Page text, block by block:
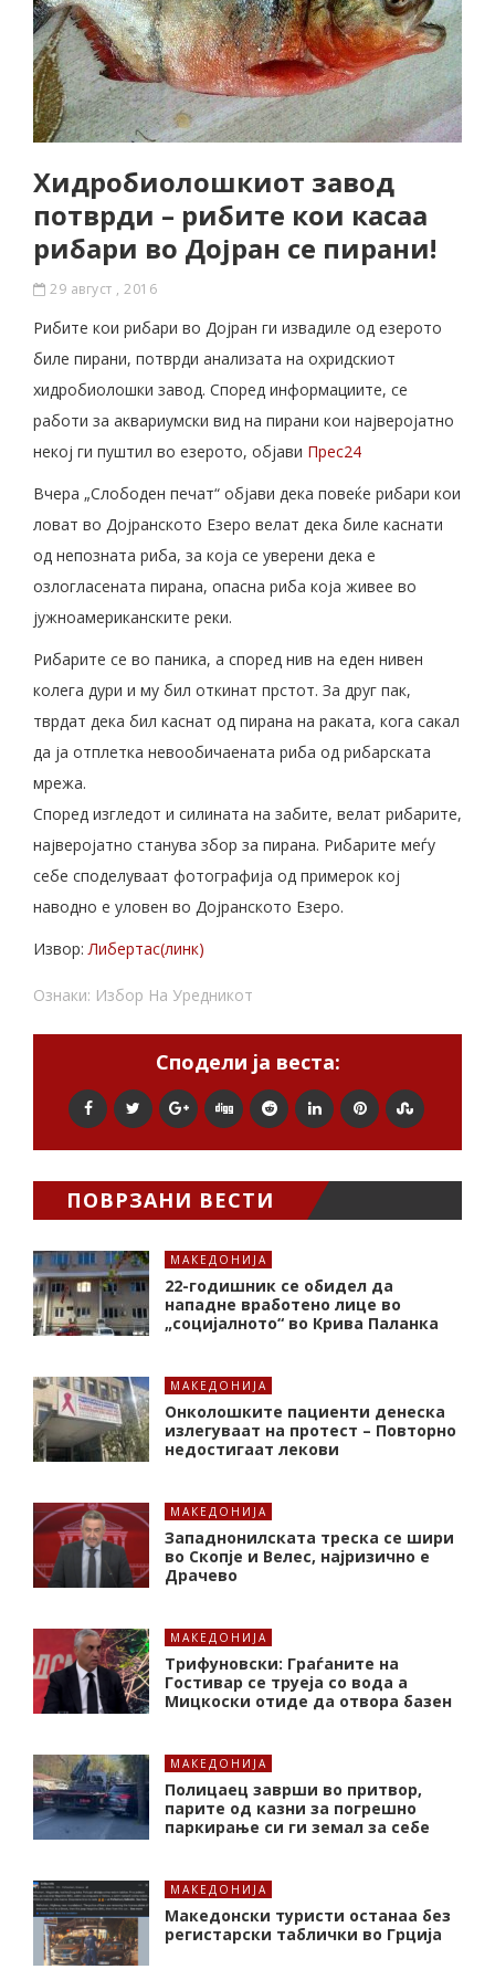
Хидробиолошкиот завод
потврди – рибите кои касаа
рибари во Дојран се пирани!
29 август , 2016
Рибите кои рибари во Дојран ги извадиле од езерото
биле пирани, потврди анализата на охридскиот
хидробиолошки завод. Според информациите, се
работи за аквариумски вид на пирани кои најверојатно
некој ги пуштил во езерото, објави Прес24
Вчера „Слободен печат“ објави дека повеќе рибари кои
ловат во Дојранското Езеро велат дека биле каснати
од непозната риба, за која се уверени дека е
озлогласената пирана, опасна риба која живее во
јужноамериканските реки.
Рибарите се во паника, а според нив на еден нивен
колега дури и му бил откинат прстот. За друг пак,
тврдат дека бил каснат од пирана на раката, кога сакал
да ја отплетка невообичаената риба од рибарската
мрежа.
Според изгледот и силината на забите, велат рибарите,
најверојатно станува збор за пирана. Рибарите меѓу
себе споделуваат фотографија од примерок кој
наводно е уловен во Дојранското Езеро.
Извор: Либертас(линк)
Ознаки: Избор На Уредникот
Сподели ја веста:
ПОВРЗАНИ ВЕСТИ
МАКЕДОНИЈА
22-годишник се обидел да
нападне вработено лице во
„социјалното“ во Крива Паланка
МАКЕДОНИЈА
Онколошките пациенти денеска
излегуваат на протест – Повторно
недостигаат лекови
МАКЕДОНИЈА
Западнонилската треска се шири
во Скопје и Велес, најризично е
Драчево
МАКЕДОНИЈА
Трифуновски: Граѓаните на
Гостивар се труеја со вода а
Мицкоски отиде да отвора базен
МАКЕДОНИЈА
Полицаец заврши во притвор,
парите од казни за погрешно
паркирање си ги земал за себе
МАКЕДОНИЈА
Македонски туристи останаа без
регистарски таблички во Грција